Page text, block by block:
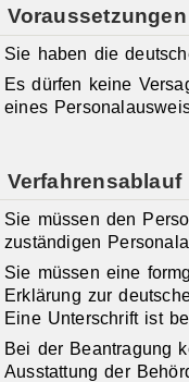
Voraussetzungen
Sie haben die
Es dürfen keine
eines
Verfahrensablauf
Sie müssen den
zuständigen
Sie müssen eine
Erklärung zur
Eine Unterschrift ist
Bei der Beantragung
Ausstattung der